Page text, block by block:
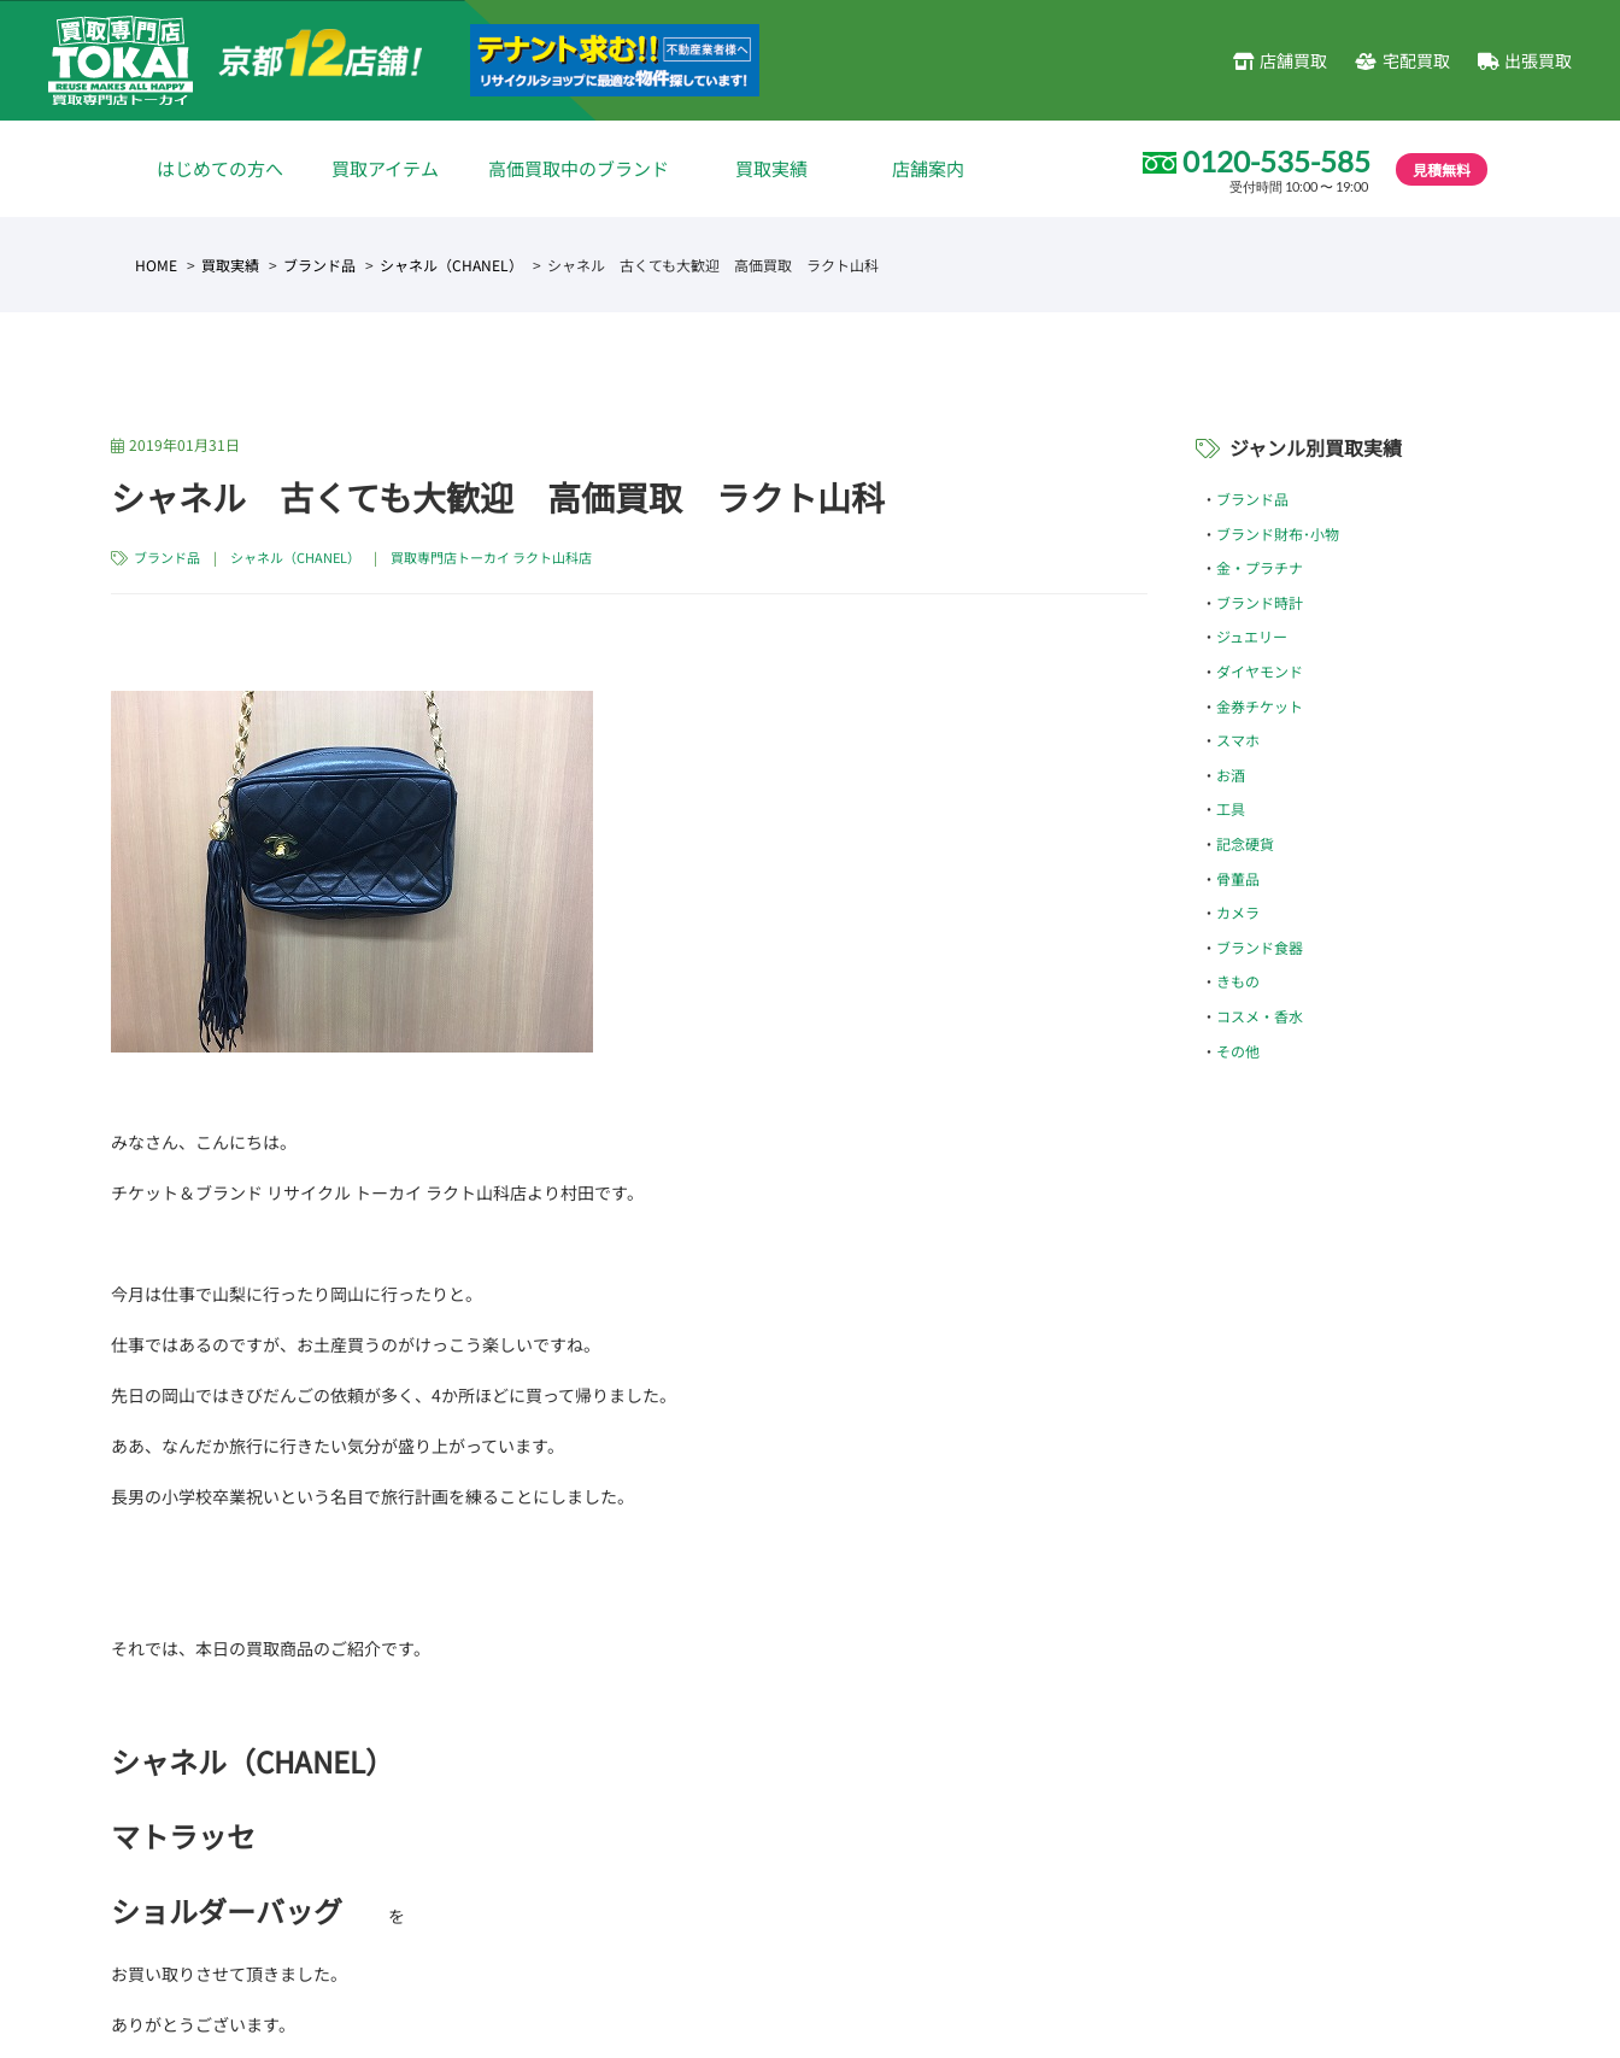
店舗買取 宅配買取 出張買取
はじめての方へ 買取アイテム 高価買取中のブランド 買取実績 店舗案内 0120-535-585
受付時間 10:00 〜 19:00
見積無料
HOME 買取実績 ブランド品 シャネル（CHANEL） シャネル 古くても大歓迎 高価買取 ラクト山科
2019年01月31日
シャネル 古くても大歓迎 高価買取 ラクト山科
ブランド品 | シャネル（CHANEL） | 買取専門店トーカイ ラクト山科店
みなさん、こんにちは。
チケット＆ブランド リサイクル トーカイ ラクト山科店より村田です。
今月は仕事で山梨に行ったり岡山に行ったりと。
仕事ではあるのですが、お土産買うのがけっこう楽しいですね。
先日の岡山ではきびだんごの依頼が多く、4か所ほどに買って帰りました。
ああ、なんだか旅行に行きたい気分が盛り上がっています。
長男の小学校卒業祝いという名目で旅行計画を練ることにしました。
それでは、本日の買取商品のご紹介です。
シャネル（CHANEL）
マトラッセ
ショルダーバッグ
を
お買い取りさせて頂きました。
ありがとうございます。
ジャンル別買取実績
ブランド品
ブランド財布･小物
金・プラチナ
ブランド時計
ジュエリー
ダイヤモンド
金券チケット
スマホ
お酒
工具
記念硬貨
骨董品
カメラ
ブランド食器
きもの
コスメ・香水
その他